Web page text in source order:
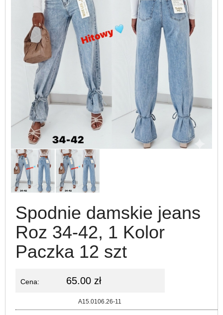
Spodnie damskie jeans
Roz 34-42, 1 Kolor
Paczka 12 szt
Cena: 65.00 zł
A15.0106.26-11